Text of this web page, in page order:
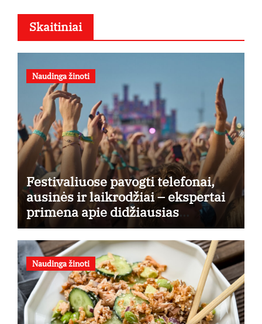
Skaitiniai
Naudinga žinoti
Festivaliuose pavogti telefonai,
ausinės ir laikrodžiai – ekspertai
primena apie didžiausias
finansines rizikas
Naudinga žinoti